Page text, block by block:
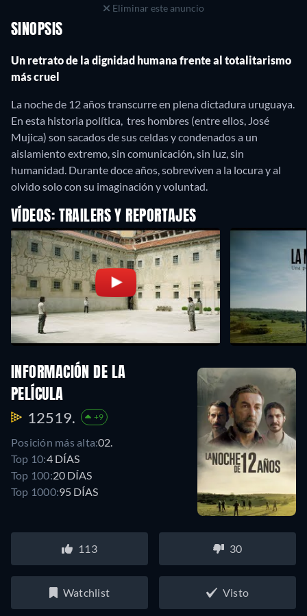
Eliminar este anuncio
SINOPSIS
Un retrato de la dignidad humana frente al totalitarismo
más cruel
La noche de 12 años transcurre en plena dictadura uruguaya.
En esta historia política, tres hombres (entre ellos, José
Mujica) son sacados de sus celdas y condenados a un
aislamiento extremo, sin comunicación, sin luz, sin
humanidad. Durante doce años, sobreviven a la locura y al
olvido solo con su imaginación y voluntad.
VÍDEOS: TRAILERS Y REPORTAJES
INFORMACIÓN DE LA
PELÍCULA
12519. +9
Posición más alta:02.
Top 10:4 DÍAS
Top 100:20 DÍAS
Top 1000:95 DÍAS
113 30
Watchlist Visto